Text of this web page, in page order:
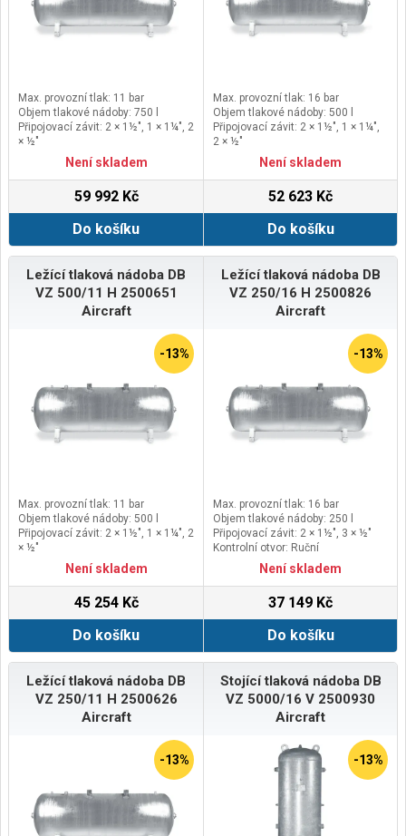
Max. provozní tlak: 11 bar
Objem tlakové nádoby: 750 l
Připojovací závit: 2 × 1½", 1 × 1¼", 2
× ½"
Kontrolní otvor: Ruční
Není skladem
59 992 Kč
Do košíku
Max. provozní tlak: 16 bar
Objem tlakové nádoby: 500 l
Připojovací závit: 2 × 1½", 1 × 1¼",
2 × ½"
Kontrolní otvor: Ruční
Není skladem
52 623 Kč
Do košíku
Ležící tlaková nádoba DB
VZ 500/11 H 2500651
Aircraft
-13%
Max. provozní tlak: 11 bar
Objem tlakové nádoby: 500 l
Připojovací závit: 2 × 1½", 1 × 1¼", 2
× ½"
Kontrolní otvor: Ruční
Není skladem
45 254 Kč
Do košíku
Ležící tlaková nádoba DB
VZ 250/16 H 2500826
Aircraft
-13%
Max. provozní tlak: 16 bar
Objem tlakové nádoby: 250 l
Připojovací závit: 2 × 1½", 3 × ½"
Kontrolní otvor: Ruční
Není skladem
37 149 Kč
Do košíku
Ležící tlaková nádoba DB
VZ 250/11 H 2500626
Aircraft
-13%
Stojící tlaková nádoba DB
VZ 5000/16 V 2500930
Aircraft
-13%